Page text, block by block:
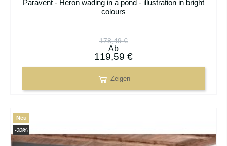
Paravent - Heron wading in a pond - illustration in bright
colours
178,49 €
Ab
119,59 €
Zeigen
-33%
Neu